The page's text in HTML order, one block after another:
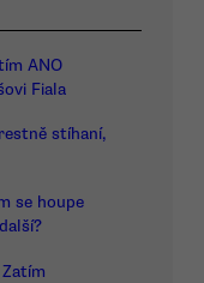
ANO
Fiala
stíhaní,
se houpe